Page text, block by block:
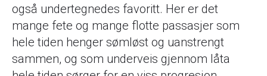
også undertegnedes favoritt. Her er det
mange fete og mange flotte passasjer som
hele tiden henger sømløst og uanstrengt
sammen, og som underveis gjennom låta